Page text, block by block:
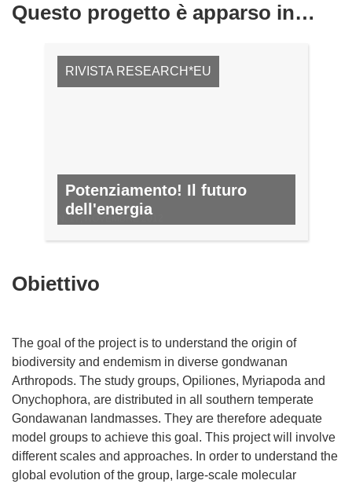
Questo progetto è apparso in…
RIVISTA RESEARCH*EU
Potenziamento! Il futuro
dell'energia
N. 17, NOVEMBRE 2012
Obiettivo
The goal of the project is to understand the origin of
biodiversity and endemism in diverse gondwanan
Arthropods. The study groups, Opiliones, Myriapoda and
Onychophora, are distributed in all southern temperate
Gondawanan landmasses. They are therefore adequate
model groups to achieve this goal. This project will involve
different scales and approaches. In order to understand the
global evolution of the group, large-scale molecular